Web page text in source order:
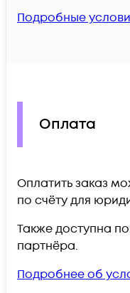
Подробные
Оплата
Оплатить заказ
по счёту для
Также доступна
партнёра.
Подробнее об